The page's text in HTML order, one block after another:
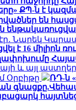
ՔՊ-ն է
են
Նարեկ
է 16 միլիոն
և այլ
Օրբիթը
ՌԴ-ն